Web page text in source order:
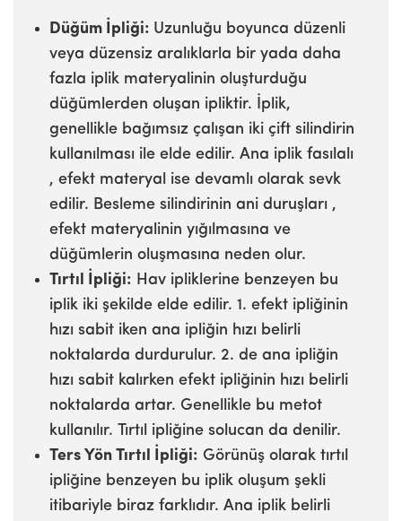
Düğüm İpliği: Uzunluğu boyunca düzenli
veya düzensiz aralıklarla bir yada daha
fazla iplik materyalinin oluşturduğu
düğümlerden oluşan ipliktir. İplik,
genellikle bağımsız çalışan iki çift silindirin
kullanılması ile elde edilir. Ana iplik fasılalı
, efekt materyal ise devamlı olarak sevk
edilir. Besleme silindirinin ani duruşları ,
efekt materyalinin yığılmasına ve
düğümlerin oluşmasına neden olur.
Tırtıl İpliği: Hav ipliklerine benzeyen bu
iplik iki şekilde elde edilir. 1. efekt ipliğinin
hızı sabit iken ana ipliğin hızı belirli
noktalarda durdurulur. 2. de ana ipliğin
hızı sabit kalırken efekt ipliğinin hızı belirli
noktalarda artar. Genellikle bu metot
kullanılır. Tırtıl ipliğine solucan da denilir.
Ters Yön Tırtıl İpliği: Görünüş olarak tırtıl
ipliğine benzeyen bu iplik oluşum şekli
itibariyle biraz farklıdır. Ana iplik belirli